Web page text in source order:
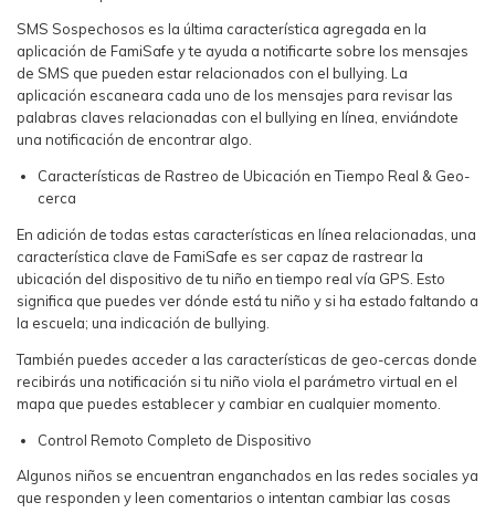
SMS Sospechosos es la última característica agregada en la
aplicación de FamiSafe y te ayuda a notificarte sobre los mensajes
de SMS que pueden estar relacionados con el bullying. La
aplicación escaneara cada uno de los mensajes para revisar las
palabras claves relacionadas con el bullying en línea, enviándote
una notificación de encontrar algo.
Características de Rastreo de Ubicación en Tiempo Real & Geo-
cerca
En adición de todas estas características en línea relacionadas, una
característica clave de FamiSafe es ser capaz de rastrear la
ubicación del dispositivo de tu niño en tiempo real vía GPS. Esto
significa que puedes ver dónde está tu niño y si ha estado faltando a
la escuela; una indicación de bullying.
También puedes acceder a las características de geo-cercas donde
recibirás una notificación si tu niño viola el parámetro virtual en el
mapa que puedes establecer y cambiar en cualquier momento.
Control Remoto Completo de Dispositivo
Algunos niños se encuentran enganchados en las redes sociales ya
que responden y leen comentarios o intentan cambiar las cosas